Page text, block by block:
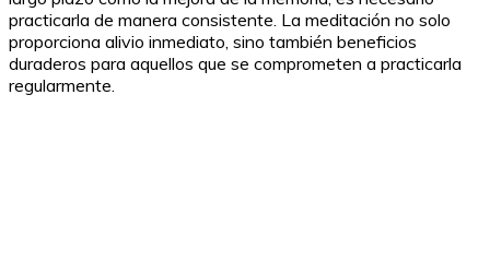
practicarla de manera consistente. La meditación no solo
proporciona alivio inmediato, sino también beneficios
duraderos para aquellos que se comprometen a practicarla
regularmente.